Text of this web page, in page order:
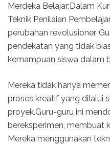
Merdeka Belajar:Dalam
Teknik Penilaian
perubahan revolusioner.
pendekatan yang tidak
kemampuan siswa dalam
Mereka tidak hanya
proses kreatif yang dilalui
proyek.Guru-guru ini
bereksperimen, membuat
Mereka menggunakan